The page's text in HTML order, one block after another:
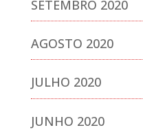
SETEMBRO 2020
AGOSTO 2020
JULHO 2020
JUNHO 2020